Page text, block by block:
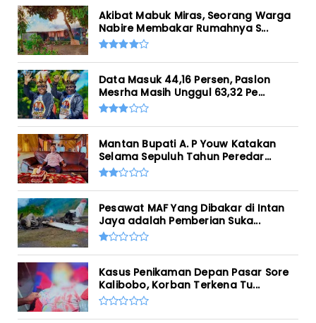
Akibat Mabuk Miras, Seorang Warga
Nabire Membakar Rumahnya S...
Data Masuk 44,16 Persen, Paslon
Mesrha Masih Unggul 63,32 Pe...
Mantan Bupati A. P Youw Katakan
Selama Sepuluh Tahun Peredar...
Pesawat MAF Yang Dibakar di Intan
Jaya adalah Pemberian Suka...
Kasus Penikaman Depan Pasar Sore
Kalibobo, Korban Terkena Tu...